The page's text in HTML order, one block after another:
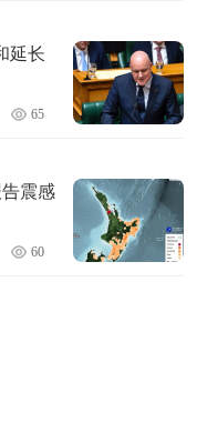
延长
65
震感
60